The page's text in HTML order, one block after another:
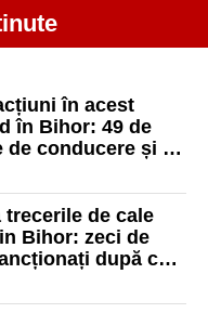
în acest
în Bihor: 49 de
de conducere și 38
reținute
trecerile de cale
Bihor: zeci de
după ce